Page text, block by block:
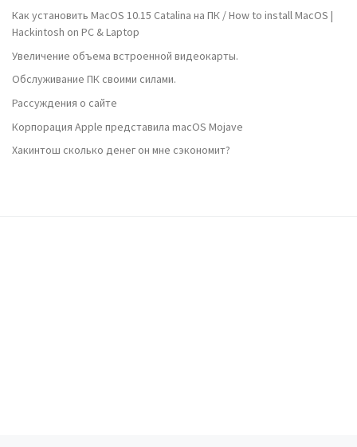
Как установить MacOS 10.15 Catalina на ПК / How to install MacOS |
Hackintosh on PC & Laptop
Увеличение объема встроенной видеокарты.
Обслуживание ПК своими силами.
Рассуждения о сайте
Корпорация Apple представила macOS Mojave
Хакинтош сколько денег он мне сэкономит?